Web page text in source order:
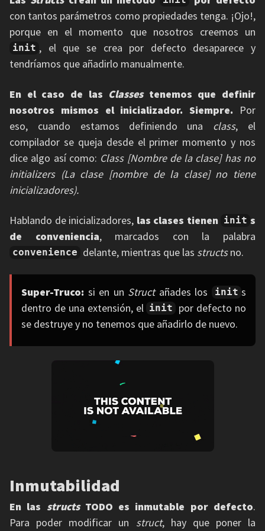
con tantos parámetros como propiedades tenga. ¡Ojo!,
porque en el momento que nosotros creemos un
init , el que se crea por defecto desaparece y
tendríamos que añadirlo manualmente.
En el caso de las Classestenemos que definir
nosotros mismos el inicializador. Siempre. Por
eso, cuando estamos definiendo una class, el
compilador se queja desde el primer momento y nos
dice algo así como: Class [Nombre de la clase] has no
initializers (La clase [nombre de la clase] no tiene
inicializadores).
Hablando de inicializadores, las clases tienen init s
de conveniencia, marcados con la palabra
convenience delante, mientras que las structsno.
Super-Truco: si en un Structañades los init s
dentro de una extensión, el init
por defecto no
se destruye y no tenemos que añadirlo de nuevo.
Inmutabilidad
En las structsTODO es inmutable por defecto.
Para poder modificar un struct, hay que poner la